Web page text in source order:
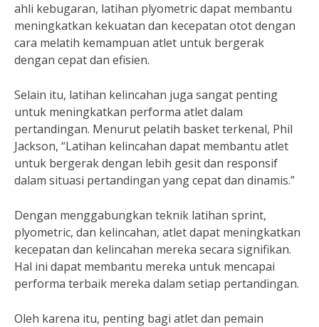
ahli kebugaran, latihan plyometric dapat membantu
meningkatkan kekuatan dan kecepatan otot dengan
cara melatih kemampuan atlet untuk bergerak
dengan cepat dan efisien.
Selain itu, latihan kelincahan juga sangat penting
untuk meningkatkan performa atlet dalam
pertandingan. Menurut pelatih basket terkenal, Phil
Jackson, “Latihan kelincahan dapat membantu atlet
untuk bergerak dengan lebih gesit dan responsif
dalam situasi pertandingan yang cepat dan dinamis.”
Dengan menggabungkan teknik latihan sprint,
plyometric, dan kelincahan, atlet dapat meningkatkan
kecepatan dan kelincahan mereka secara signifikan.
Hal ini dapat membantu mereka untuk mencapai
performa terbaik mereka dalam setiap pertandingan.
Oleh karena itu, penting bagi atlet dan pemain